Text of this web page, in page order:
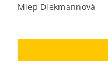
Miep Diekmannová